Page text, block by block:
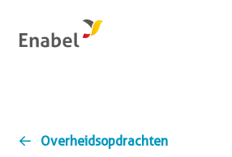
Overheidsopdrachten